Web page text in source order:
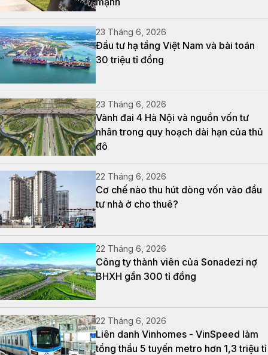
23 Tháng 6, 2026
Đầu tư hạ tầng Việt Nam và bài toán
30 triệu tỉ đồng
23 Tháng 6, 2026
Vành đai 4 Hà Nội và nguồn vốn tư
nhân trong quy hoạch dài hạn của thủ
đô
22 Tháng 6, 2026
Cơ chế nào thu hút dòng vốn vào đầu
tư nhà ở cho thuê?
22 Tháng 6, 2026
Công ty thành viên của Sonadezi nợ
BHXH gần 300 tỉ đồng
22 Tháng 6, 2026
Liên danh Vinhomes - VinSpeed làm
tổng thầu 5 tuyến metro hơn 1,3 triệu tỉ